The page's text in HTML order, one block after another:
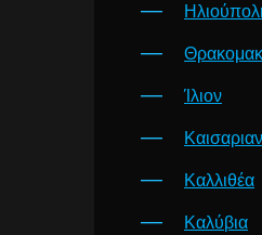
Ίλιον
Καλλιθέα
Καλύβια